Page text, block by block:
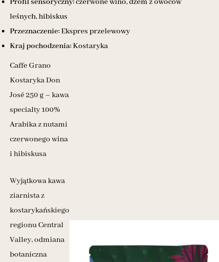
Profil sensoryczny:czerwone wino, dżem z owoców
leśnych, hibiskus
Przeznaczenie:Ekspres przelewowy
Kraj pochodzenia:Kostaryka
Caffe Grano
Kostaryka Don
José 250 g – kawa
specialty 100%
Arabika z nutami
czerwonego wina
i hibiskusa
Wyjątkowa kawa
ziarnista z
kostarykańskiego
regionu Central
Valley, odmiana
botaniczna